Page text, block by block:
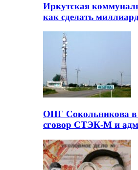
Иркутская
как сделать
ОПГ Сокольникова
сговор СТЭК-М и